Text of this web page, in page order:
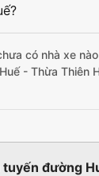
có nhà xe
- Thừa Thiên
đường